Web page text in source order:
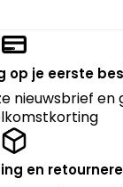
op je eerste
nieuwsbrief en
en